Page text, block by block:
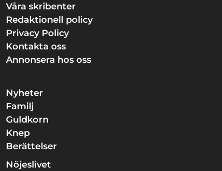
Våra skribenter
Redaktionell policy
Privacy Policy
Kontakta oss
Annonsera hos oss
Nyheter
Familj
Guldkorn
Knep
Berättelser
Nöjeslivet